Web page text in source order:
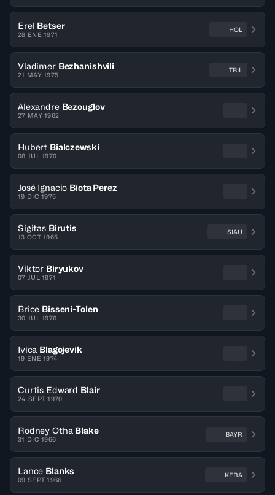
Erel Betser
28 ENE 1971
HOL
Vladimer Bezhanishvili
21 MAY 1975
TBIL
Alexandre Bezouglov
27 MAY 1962
Hubert Bialczewski
08 JUL 1970
José Ignacio Biota Perez
19 DIC 1975
Sigitas Birutis
13 OCT 1965
SIAU
Viktor Biryukov
07 JUL 1971
Brice Bisseni-Tolen
30 JUL 1976
Ivica Blagojevik
19 ENE 1974
Curtis Edward Blair
24 SEPT 1970
Rodney Otha Blake
31 DIC 1966
BAYR
Lance Blanks
09 SEPT 1966
KERA